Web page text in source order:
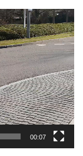
00:07